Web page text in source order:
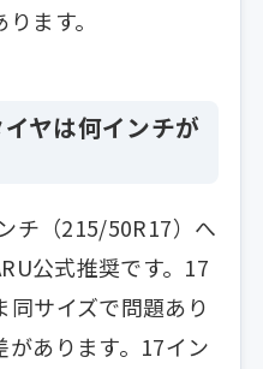
ます。
ヤは何インチが
チ（215/50R17）へ
公式推奨です。17
サイズで問題あり
があります。17イン